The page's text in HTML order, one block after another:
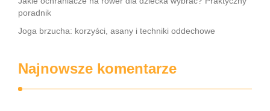
poradnik
Joga brzucha: korzyści, asany i techniki oddechowe
Najnowsze komentarze